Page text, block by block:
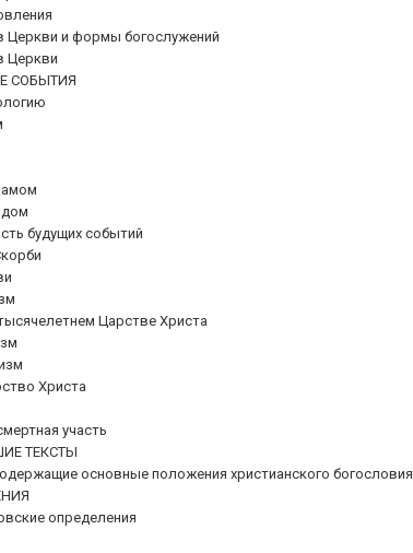
Церкви и формы богослужений
Церкви
СОБЫТИЯ
будущих событий
Царстве Христа
Христа
участь
ТЕКСТЫ
основные положения христианского богословия
определения